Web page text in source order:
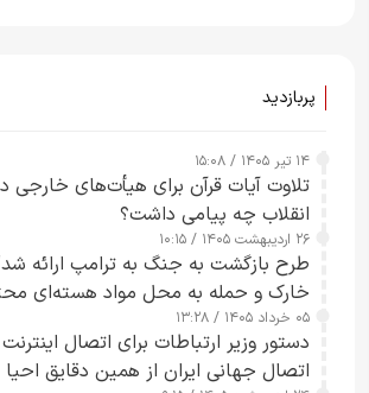
پربازدید
۱۴ تیر ۱۴۰۵ / ۱۵:۰۸
تلاوت آیات قرآن برای هیأت‌های خارجی
انقلاب چه پیامی داشت؟
۲۶ اردیبهشت ۱۴۰۵ / ۱۰:۱۵
طرح‌ بازگشت به جنگ به ترامپ ارائه
خارک و حمله به محل مواد هسته‌ای
۰۵ خرداد ۱۴۰۵ / ۱۳:۲۸
دستور وزیر ارتباطات برای اتصال
اتصال جهانی ایران از همین دقایق